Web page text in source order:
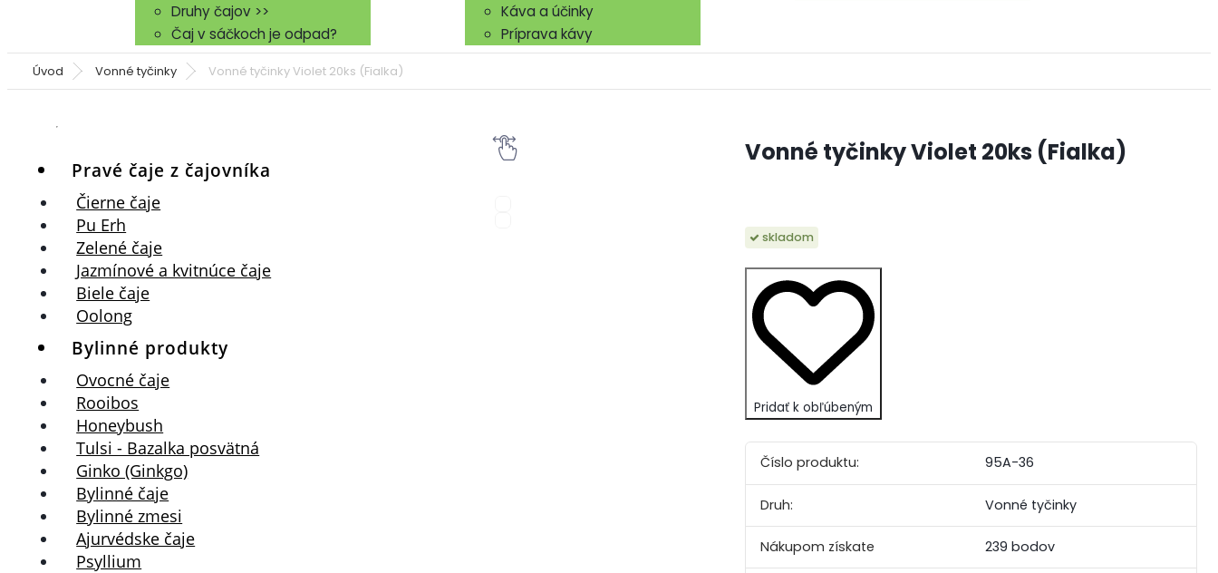
Druhy čajov >>
Čaj v sáčkoch je odpad?
Káva a účinky
Príprava kávy
Úvod Vonné tyčinky Vonné tyčinky Violet 20ks (Fialka)
Pravé čaje z čajovníka
Čierne čaje
Pu Erh
Zelené čaje
Jazmínové a kvitnúce čaje
Biele čaje
Oolong
Bylinné produkty
Ovocné čaje
Rooibos
Honeybush
Tulsi - Bazalka posvätná
Ginko (Ginkgo)
Bylinné čaje
Bylinné zmesi
Ajurvédske čaje
Psyllium
Vonné tyčinky Violet 20ks (Fialka)
skladom
Pridať k obľúbeným
Číslo produktu: 95A-36
Druh: Vonné tyčinky
Nákupom získate 239 bodov